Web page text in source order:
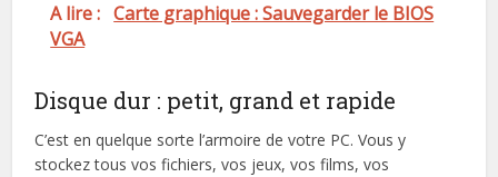
A lire : Carte graphique : Sauvegarder le BIOS
VGA
Disque dur : petit, grand et rapide
C’est en quelque sorte l’armoire de votre PC. Vous y
stockez tous vos fichiers, vos jeux, vos films, vos